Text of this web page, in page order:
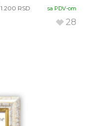
1.200 RSD sa PDV-om
28